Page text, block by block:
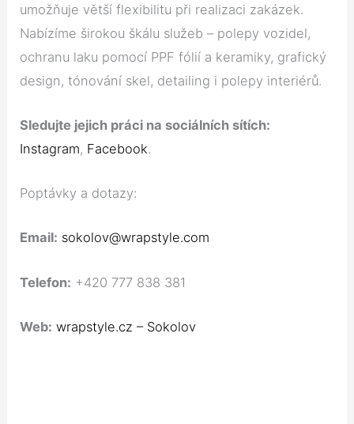
umožňuje větší flexibilitu při realizaci zakázek.
Nabízíme širokou škálu služeb – polepy vozidel,
ochranu laku pomocí PPF fólií a keramiky, grafický
design, tónování skel, detailing i polepy interiérů.
Sledujte jejich práci na sociálních sítích:
Instagram, Facebook.
Poptávky a dotazy:
Email: sokolov@wrapstyle.com
Telefon: +420 777 838 381
Web: wrapstyle.cz – Sokolov